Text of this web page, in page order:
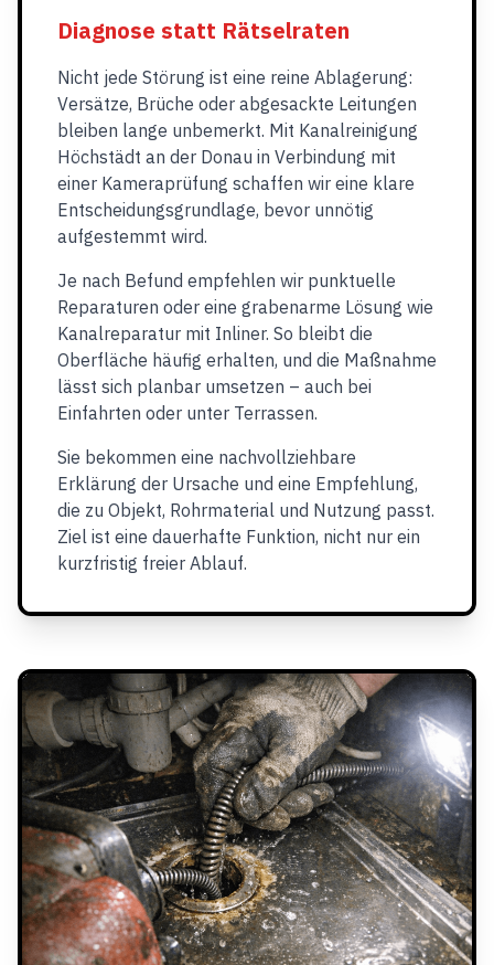
Diagnose statt Rätselraten
Nicht jede Störung ist eine reine Ablagerung:
Versätze, Brüche oder abgesackte Leitungen
bleiben lange unbemerkt. Mit Kanalreinigung
Höchstädt an der Donau in Verbindung mit
einer Kameraprüfung schaffen wir eine klare
Entscheidungsgrundlage, bevor unnötig
aufgestemmt wird.
Je nach Befund empfehlen wir punktuelle
Reparaturen oder eine grabenarme Lösung wie
Kanalreparatur mit Inliner. So bleibt die
Oberfläche häufig erhalten, und die Maßnahme
lässt sich planbar umsetzen – auch bei
Einfahrten oder unter Terrassen.
Sie bekommen eine nachvollziehbare
Erklärung der Ursache und eine Empfehlung,
die zu Objekt, Rohrmaterial und Nutzung passt.
Ziel ist eine dauerhafte Funktion, nicht nur ein
kurzfristig freier Ablauf.